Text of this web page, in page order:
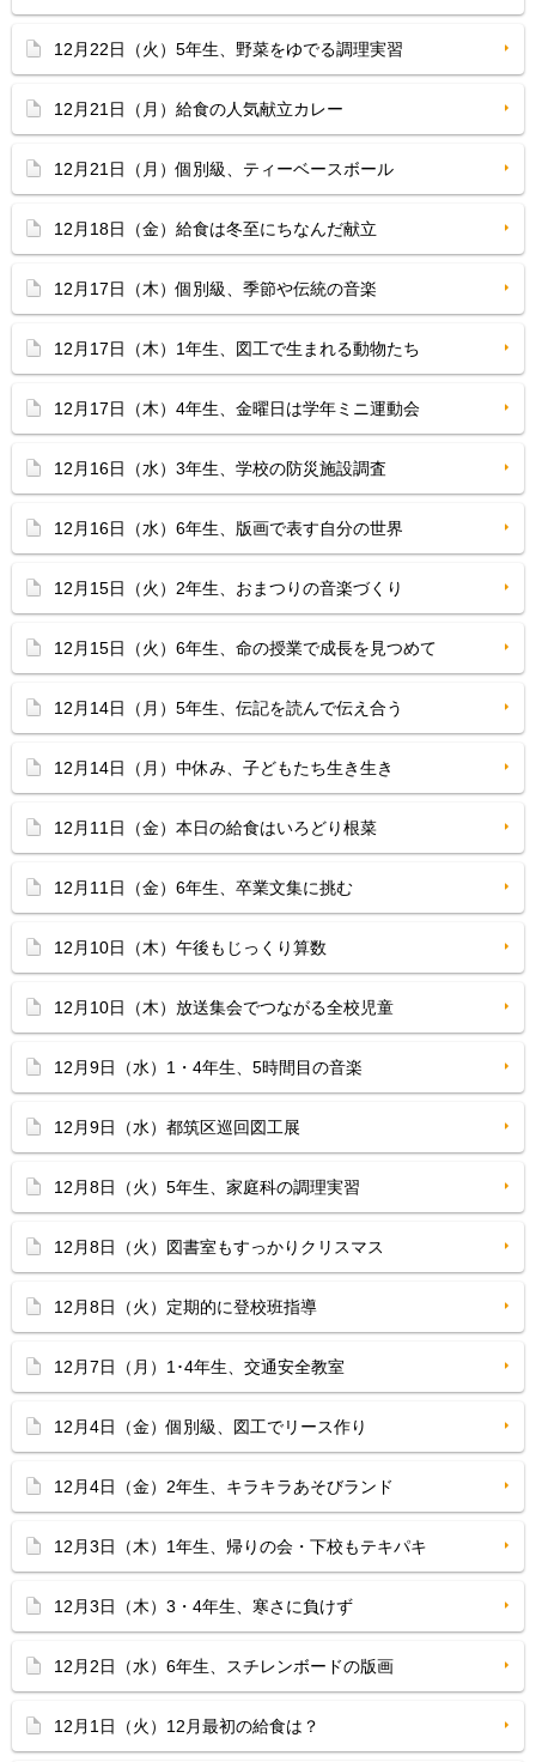
12月22日（火）5年生、野菜をゆでる調理実習
12月21日（月）給食の人気献立カレー
12月21日（月）個別級、ティーベースボール
12月18日（金）給食は冬至にちなんだ献立
12月17日（木）個別級、季節や伝統の音楽
12月17日（木）1年生、図工で生まれる動物たち
12月17日（木）4年生、金曜日は学年ミニ運動会
12月16日（水）3年生、学校の防災施設調査
12月16日（水）6年生、版画で表す自分の世界
12月15日（火）2年生、おまつりの音楽づくり
12月15日（火）6年生、命の授業で成長を見つめて
12月14日（月）5年生、伝記を読んで伝え合う
12月14日（月）中休み、子どもたち生き生き
12月11日（金）本日の給食はいろどり根菜
12月11日（金）6年生、卒業文集に挑む
12月10日（木）午後もじっくり算数
12月10日（木）放送集会でつながる全校児童
12月9日（水）1・4年生、5時間目の音楽
12月9日（水）都筑区巡回図工展
12月8日（火）5年生、家庭科の調理実習
12月8日（火）図書室もすっかりクリスマス
12月8日（火）定期的に登校班指導
12月7日（月）1･4年生、交通安全教室
12月4日（金）個別級、図工でリース作り
12月4日（金）2年生、キラキラあそびランド
12月3日（木）1年生、帰りの会・下校もテキパキ
12月3日（木）3・4年生、寒さに負けず
12月2日（水）6年生、スチレンボードの版画
12月1日（火）12月最初の給食は？